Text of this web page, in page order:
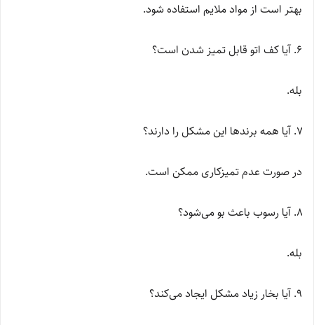
بهتر است از مواد ملایم استفاده شود.
آیا کف اتو قابل تمیز شدن است؟
بله.
آیا همه برندها این مشکل را دارند؟
در صورت عدم تمیزکاری ممکن است.
آیا رسوب باعث بو می‌شود؟
بله.
آیا بخار زیاد مشکل ایجاد می‌کند؟